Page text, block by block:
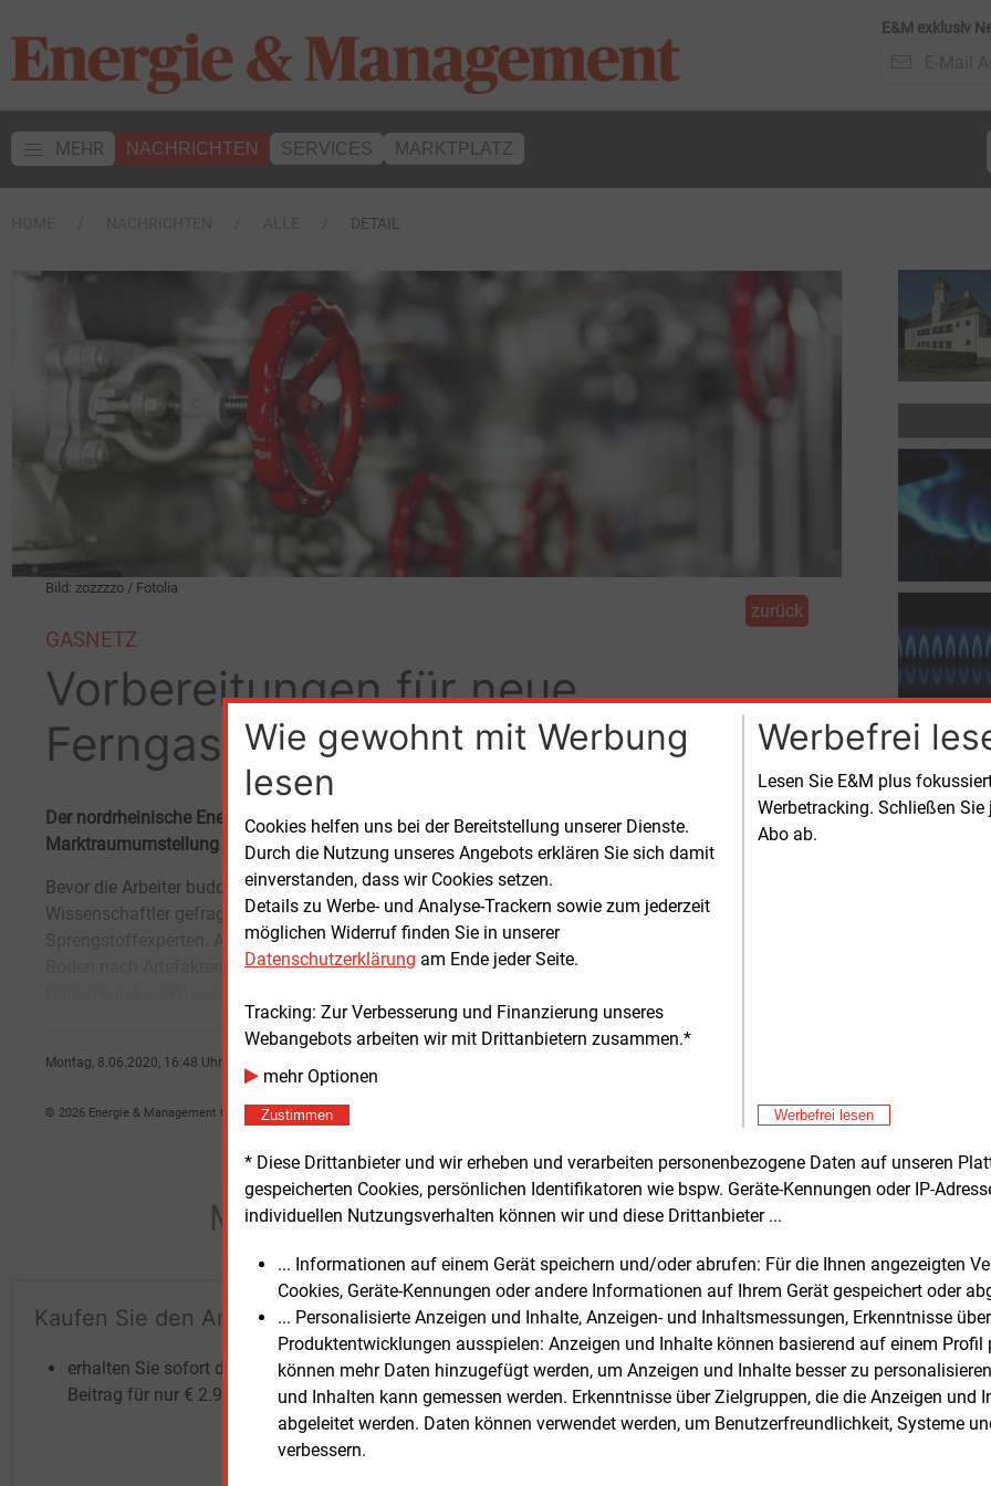
E&M exklusiv
MEHR NACHRICHTEN SERVICES MARKTPLATZ
DETAIL
Wie gewohnt mit Werbung
lesen
Cookies helfen uns bei der Bereitstellung unserer Dienste.
Durch die Nutzung unseres Angebots erklären Sie sich damit
einverstanden, dass wir Cookies setzen.
Details zu Werbe- und Analyse-Trackern sowie zum jederzeit
möglichen Widerruf finden Sie in unserer
Datenschutzerklärung am Ende jeder Seite.
Tracking: Zur Verbesserung und Finanzierung unseres
Webangebots arbeiten wir mit Drittanbietern zusammen.*
mehr Optionen
Zustimmen
Werbefrei
Lesen Sie E&M plus
Werbetracking. Schließen
Abo ab.
Werbefrei lesen
* Diese Drittanbieter und wir erheben und verarbeiten personenbezogene Daten auf unseren
gespeicherten Cookies, persönlichen Identifikatoren wie bspw. Geräte-Kennungen oder IP-
individuellen Nutzungsverhalten können wir und diese Drittanbieter ...
... Informationen auf einem Gerät speichern und/oder abrufen: Für die Ihnen angezeigten
Cookies, Geräte-Kennungen oder andere Informationen auf Ihrem Gerät gespeichert oder
... Personalisierte Anzeigen und Inhalte, Anzeigen- und Inhaltsmessungen, Erkenntnisse
Produktentwicklungen ausspielen: Anzeigen und Inhalte können basierend auf einem Profil
können mehr Daten hinzugefügt werden, um Anzeigen und Inhalte besser zu
und Inhalten kann gemessen werden. Erkenntnisse über Zielgruppen, die die Anzeigen und
abgeleitet werden. Daten können verwendet werden, um Benutzerfreundlichkeit, Systeme
verbessern.
Bild: zozzzzo / Fotolia
zurück
GASNETZ
Vorbereitungen für neue
Ferngasleitung
Der nordrheinische Energiedienstleister NETG verlegt eine neue Ferngasleitung für die
Marktraumumstellung von L- auf H-Gas.
Bevor die Arbeiter buddeln, sind erst einmal
Wissenschaftler gefragt und
Sprengstoffexperten. Archäologen sollen den
Boden nach Artefakten untersuchen, bei
Kampfmittelräumdienst anrücken. Wann
genau die Leitungsbauer ans Werk gehen
können, ist noch offen.Über den Projektverlauf
gibt nun eine eigens eingerichteten Website
Montag, 8.06.2020, 16:48 Uhr
© 2026 Energie & Management GmbH
Möchten Sie diese und weitere Nachrichten
Kaufen Sie den Artikel
erhalten Sie sofort diesen redaktionellen
Beitrag für nur € 2.98
Testen SieE&M
kostenlos
und unverbindlich
Zwei Wochen kostenfreier Zugang
Zugang auf stündlich aktualisierte
Login